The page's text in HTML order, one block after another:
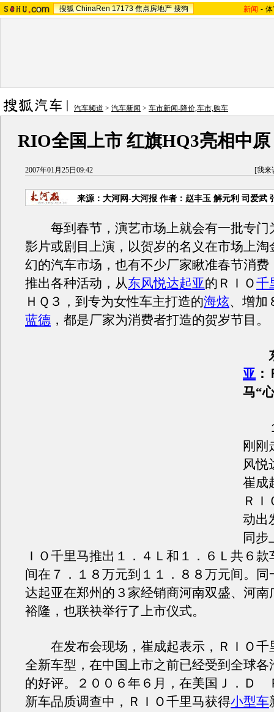
搜狐 ChinaRen 17173 焦点房地产 搜狗 新闻 -
汽车频道 > 汽车新闻 > 车市新闻-降价,车市,购车
RIO全国上市 红旗HQ3亮相中
2007年01月25日09:42 [我来
来源：大河网-大河报 作者：赵丰玉 解元利 司爱武
每到春节，演艺市场上就会有一批专门
影片或剧目上演，以贺岁的名义在市场上淘
幻的汽车市场，也有不少厂家瞅准春节消费
推出各种活动，从东风悦达起亚的ＲＩＯ千
ＨＱ３，到专为女性车主打造的海炫、增加
蓝德 ，都是厂家为消费者打造的贺岁节目。
亚
马“
１
刚刚
风悦
崔成
ＲＩ
动出
同步
ＩＯ千里马推出１．４Ｌ和１．６Ｌ共６
间在７．１８万元到１１．８８万元间。同
达起亚在郑州的３家经销商河南双盛、河南
裕隆，也联袂举行了上市仪式。
在发布会现场，崔成起表示，ＲＩＯ千
全新车型，在中国上市之前已经受到全球各
的好评。２００６年６月，在美国Ｊ．
新车品质调查中，ＲＩＯ千里马获得小型车